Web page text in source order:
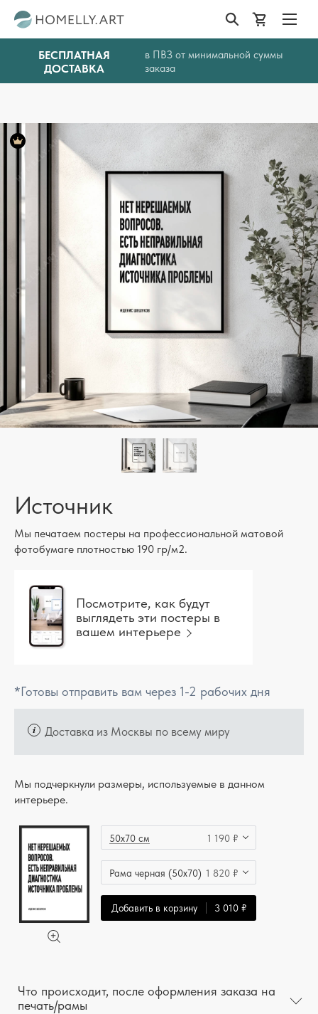
БЕСПЛАТНАЯ
ДОСТАВКА
в ПВЗ от минимальной суммы
заказа
Источник
Мы печатаем постеры на профессиональной матовой
фотобумаге плотностью 190 гр/м2.
Посмотрите, как будут
выглядеть эти постеры в
вашем интерьере
*Готовы отправить вам через 1-2 рабочих дня
Доставка из Москвы по всему миру
Мы подчеркнули размеры, используемые в данном
интерьере.
50x70 см 1 190 ₽
Рама черная (50x70) 1 820 ₽
Добавить в корзину 3 010 ₽
Что происходит, после оформления заказа на
печать/рамы